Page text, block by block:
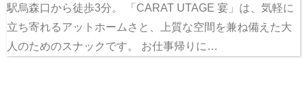
駅烏森口から徒歩3分。 「CARAT UTAGE 宴」は、気軽に
立ち寄れるアットホームさと、上質な空間を兼ね備えた大
人のためのスナックです。 お仕事帰りに…